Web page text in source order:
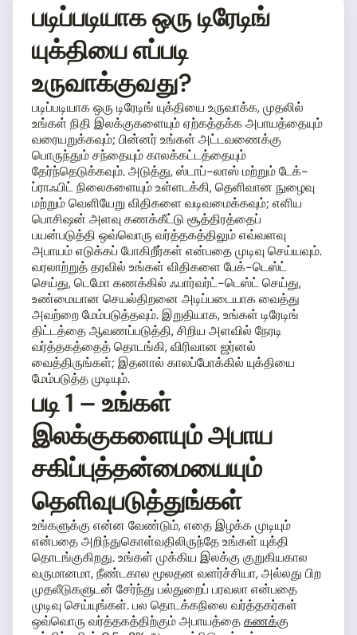
படிப்படியாக ஒரு டிரேடிங்
யுக்தியை எப்படி
உருவாக்குவது?
படிப்படியாக ஒரு டிரேடிங் யுக்தியை உருவாக்க, முதலில்
உங்கள் நிதி இலக்குகளையும் ஏற்கத்தக்க அபாயத்தையும்
வரையறுக்கவும்; பின்னர் உங்கள் அட்டவணைக்கு
பொருந்தும் சந்தையும் காலக்கட்டத்தையும்
தேர்ந்தெடுக்கவும். அடுத்து, ஸ்டாப்-லாஸ் மற்றும் டேக்-
ப்ராஃபிட் நிலைகளையும் உள்ளடக்கி, தெளிவான நுழைவு
மற்றும் வெளியேறு விதிகளை வடிவமைக்கவும்; எளிய
பொசிஷன் அளவு கணக்கீட்டு சூத்திரத்தைப்
பயன்படுத்தி ஒவ்வொரு வர்த்தகத்திலும் எவ்வளவு
அபாயம் எடுக்கப் போகிறீர்கள் என்பதை முடிவு செய்யவும்.
வரலாற்றுத் தரவில் உங்கள் விதிகளை பேக்-டெஸ்ட்
செய்து, டெமோ கணக்கில் ஃபார்வர்ட்-டெஸ்ட் செய்து,
உண்மையான செயல்திறனை அடிப்படையாக வைத்து
அவற்றை மேம்படுத்தவும். இறுதியாக, உங்கள் டிரேடிங்
திட்டத்தை ஆவணப்படுத்தி, சிறிய அளவில் நேரடி
வர்த்தகத்தைத் தொடங்கி, விரிவான ஜர்னல்
வைத்திருங்கள்; இதனால் காலப்போக்கில் யுக்தியை
மேம்படுத்த முடியும்.
படி 1 – உங்கள்
இலக்குகளையும் அபாய
சகிப்புத்தன்மையையும்
தெளிவுபடுத்துங்கள்
உங்களுக்கு என்ன வேண்டும், எதை இழக்க முடியும்
என்பதை அறிந்துகொள்வதிலிருந்தே உங்கள் யுக்தி
தொடங்குகிறது. உங்கள் முக்கிய இலக்கு குறுகியகால
வருமானமா, நீண்டகால மூலதன வளர்ச்சியா, அல்லது பிற
முதலீடுகளுடன் சேர்ந்து பல்துறைப் பரவலா என்பதை
முடிவு செய்யுங்கள். பல தொடக்கநிலை வர்த்தகர்கள்
ஒவ்வொரு வர்த்தகத்திற்கும் அபாயத்தைகணக்கு